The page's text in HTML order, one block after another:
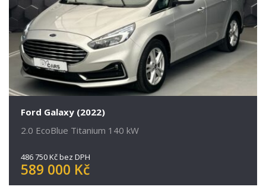
Ford Galaxy (2022)
2.0 EcoBlue Titanium 140 kW
486 750 Kč bez DPH
589 000 Kč